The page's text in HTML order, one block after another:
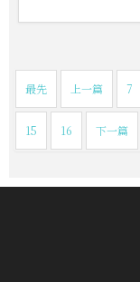
最先 上一篇 7
15 16 下一篇